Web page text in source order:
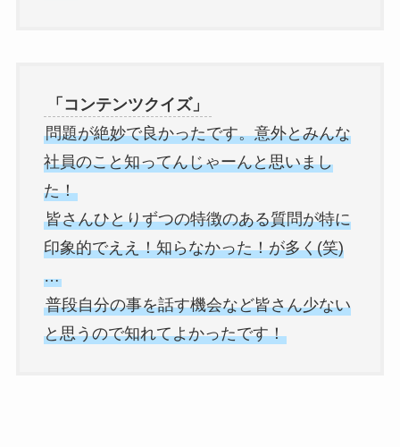
「コンテンツクイズ」
問題が絶妙で良かったです。意外とみんな
社員のこと知ってんじゃーんと思いまし
た！
皆さんひとりずつの特徴のある質問が特に
印象的でええ！知らなかった！が多く(笑)
…
普段自分の事を話す機会など皆さん少ない
と思うので知れてよかったです！